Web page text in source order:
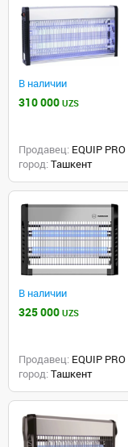
В наличии
310 000 UZS
Продавец: EQUIP PRO
город: Ташкент
В наличии
325 000 UZS
Продавец: EQUIP PRO
город: Ташкент